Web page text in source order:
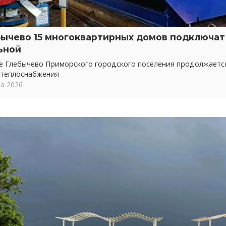
15 многоквартирных домов подключат
Глебычево Приморского городского поселения
2026